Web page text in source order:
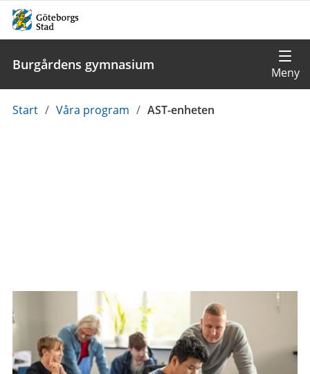
Burgårdens gymnasium
Du
Start / Våra program / AST-enheten